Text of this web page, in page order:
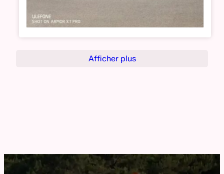
Afficher plus